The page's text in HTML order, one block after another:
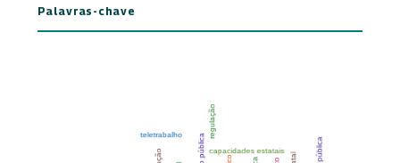
Palavras-chave